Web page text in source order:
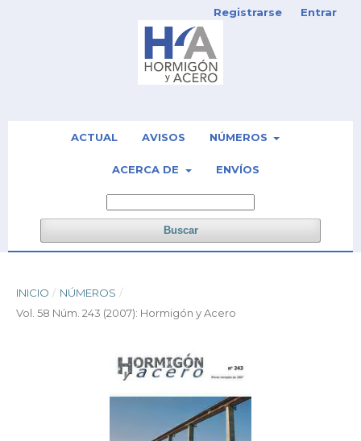
ACTUAL AVISOS NÚMEROS
ACERCA DE ENVÍOS
Buscar
Registrarse Entrar
INICIO / NÚMEROS /
Vol. 58 Núm. 243 (2007): Hormigón y Acero